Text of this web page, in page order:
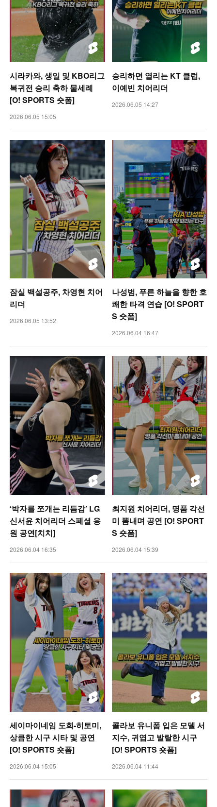
시라카와, 생일 및 KBO리그
복귀전 승리 축하 물세례
[O! SPORTS 숏폼]
2026.06.05 15:05
승리하면 열리는 KT 클럽,
이예빈 치어리더
2026.06.05 14:27
잠실 백설공주, 차영현 치어
리더
2026.06.05 13:52
나성범, 푸른 하늘을 향한 호
쾌한 타격 연습 [O! SPORT
S 숏폼]
2026.06.04 16:47
‘박자를 쪼개는 리듬감’ LG
신서윤 치어리더 스페셜 응
원 공연[치치]
2026.06.04 16:35
최지원 치어리더, 명품 각선
미 뽐내며 공연 [O! SPORT
S 숏폼]
2026.06.04 15:39
세이마이네임 도희-히토미,
상큼한 시구 시타 및 공연
[O! SPORTS 숏폼]
2026.06.04 15:05
콜라보 유니폼 입은 모델 서
지수, 귀엽고 발랄한 시구
[O! SPORTS 숏폼]
2026.06.04 11:44